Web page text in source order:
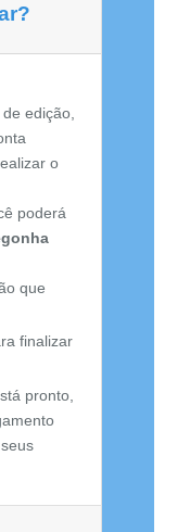
edição,
o
poderá
que
finalizar
pronto,